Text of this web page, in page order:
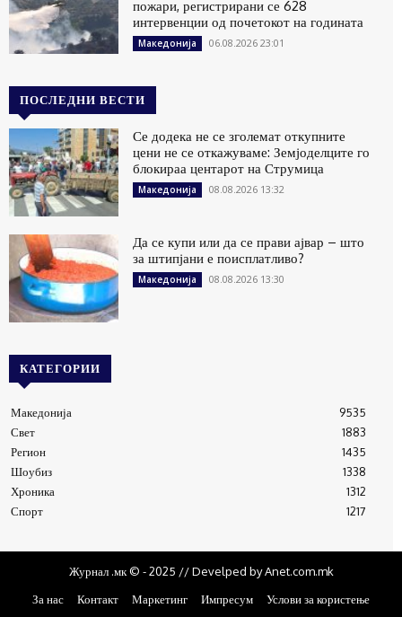
пожари, регистрирани се 628
интервенции од почетокот на годината
Македонија 06.08.2026 23:01
ПОСЛЕДНИ ВЕСТИ
Се додека не се зголемат откупните
цени не се откажуваме: Земјоделците го
блокираа центарот на Струмица
Македонија 08.08.2026 13:32
Да се купи или да се прави ајвар – што
за штипјани е поисплатливо?
Македонија 08.08.2026 13:30
КАТЕГОРИИ
Македонија
9535
Свет
1883
Регион
1435
Шоубиз
1338
Хроника
1312
Спорт
1217
Журнал .мк © - 2025 // Develped by Anet.com.mk
За нас
Контакт Маркетинг Импресум Услови за користење